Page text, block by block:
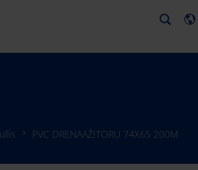
PVC DRENAAŽITORU 74X65 200M